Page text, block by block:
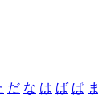
だ な は ば ぱ ま